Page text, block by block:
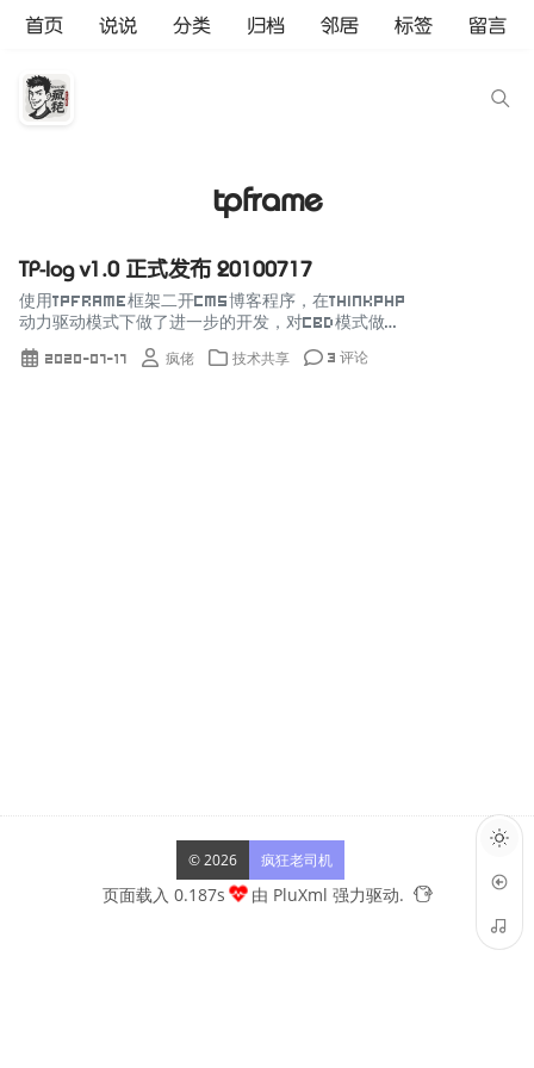
首页 说说 分类 归档 邻居 标签 留言
tpframe
TP-log v1.0 正式发布 20100717
使用TPFrame框架二开CMS博客程序，在ThinkPHP
动力驱动模式下做了进一步的开发，对CBD模式做了
更深的强化，优化核心，减少依赖，为个人或企业建
站提供高效、快速解决的方案，是你快速做在线成
2020-07-17 疯佬 技术共享 3 评论
© 2026 疯狂老司机
页面载入 0.187s 由 PluXml 强力驱动.